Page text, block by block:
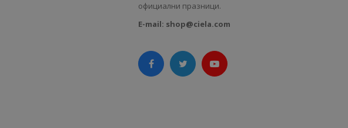
официални празници.
E-mail: shop@ciela.com